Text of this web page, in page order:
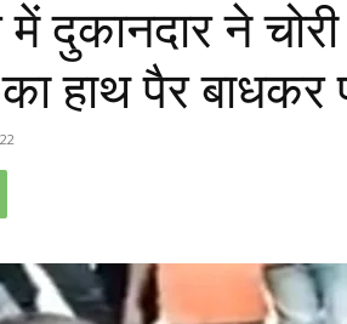
दुकानदार ने
हाथ पैर बाधकर